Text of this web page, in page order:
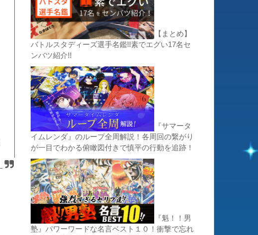
【まとめ】
バトルスタディーズ選手名鑑!!素でエグい17名セ
ンバツ紹介!!
『サマータ
イムレンダ』のループ全周解説！各周回の繋がり
が一目でわかる俯瞰図付きで慎平の行動を追跡！
『魁！！男
塾』パワーワードな名言ベスト１０！衝撃で忘れ